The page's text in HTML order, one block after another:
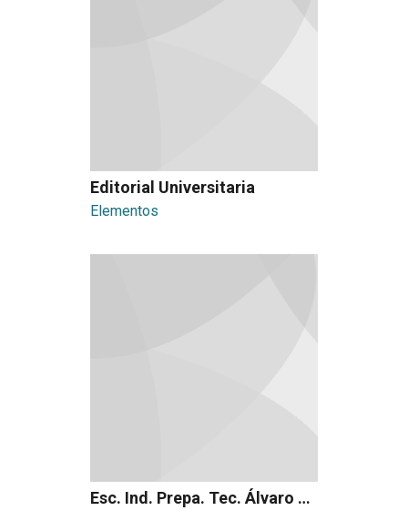
Editorial Universitaria
Elementos
Esc. Ind. Prepa. Tec. Álvaro Obregón